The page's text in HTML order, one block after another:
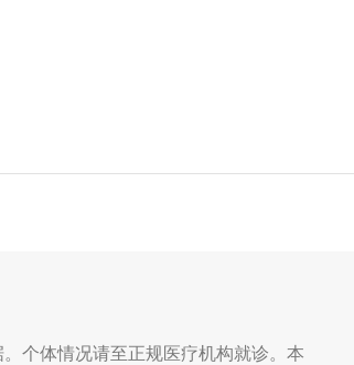
个体情况请至正规医疗机构就诊。本